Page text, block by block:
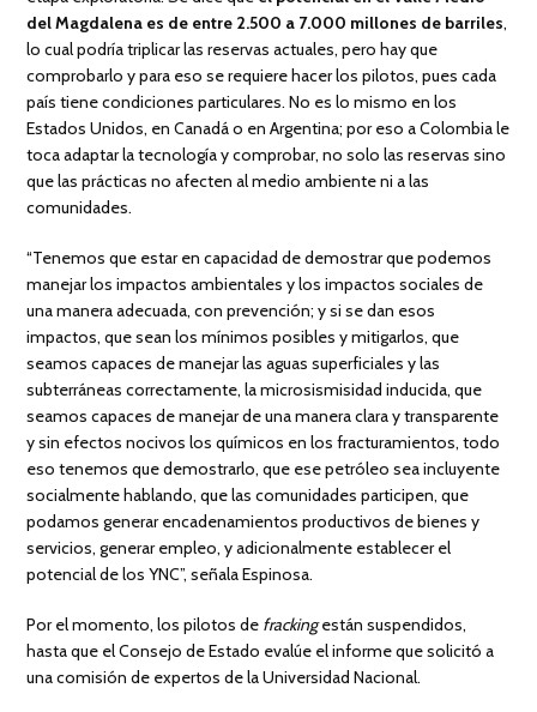
del Magdalena es de entre 2.500 a 7.000 millones de barriles,
lo cual podría triplicar las reservas actuales, pero hay que
comprobarlo y para eso se requiere hacer los pilotos, pues cada
país tiene condiciones particulares. No es lo mismo en los
Estados Unidos, en Canadá o en Argentina; por eso a Colombia le
toca adaptar la tecnología y comprobar, no solo las reservas sino
que las prácticas no afecten al medio ambiente ni a las
comunidades.
“Tenemos que estar en capacidad de demostrar que podemos
manejar los impactos ambientales y los impactos sociales de
una manera adecuada, con prevención; y si se dan esos
impactos, que sean los mínimos posibles y mitigarlos, que
seamos capaces de manejar las aguas superficiales y las
subterráneas correctamente, la microsismisidad inducida, que
seamos capaces de manejar de una manera clara y transparente
y sin efectos nocivos los químicos en los fracturamientos, todo
eso tenemos que demostrarlo, que ese petróleo sea incluyente
socialmente hablando, que las comunidades participen, que
podamos generar encadenamientos productivos de bienes y
servicios, generar empleo, y adicionalmente establecer el
potencial de los YNC”, señala Espinosa.
Por el momento, los pilotos de frackingestán suspendidos,
hasta que el Consejo de Estado evalúe el informe que solicitó a
una comisión de expertos de la Universidad Nacional.